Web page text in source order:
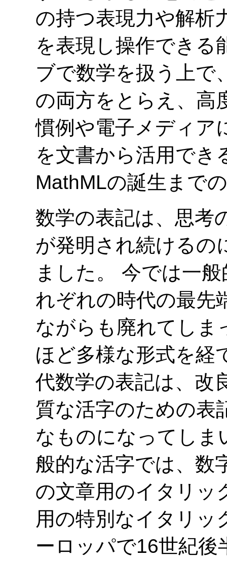
の持つ表現力や解析
を表現し操作できる
ブで数学を扱う上で
の両方をとらえ、高
慣例や電子メディア
を文書から活用でき
MathMLの誕生まで
数学の表記は、思考
が発明され続けるの
ました。 今では一
れぞれの時代の最先
ながらも廃れてしま
ほど多様な形式を経
代数学の表記は、改
質な活字のための表
なものになってしま
般的な活字では、数
の文章用のイタリッ
用の特別なイタリッ
ーロッパで16世紀